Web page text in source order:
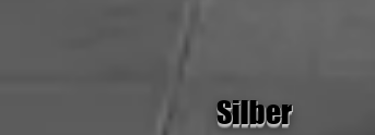
Silber